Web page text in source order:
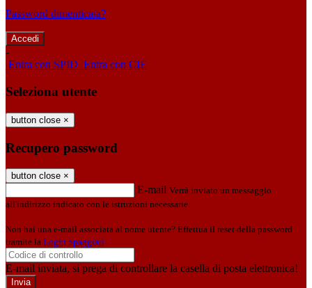
Password dimenticata?
-
Entra con SPID Entra con CIE
Seleziona utente
button close ×
Recupero password
button close ×
E-mail Verrà inviato un messaggio
all'indirizzo indicato con le istruzioni necessarie.
Non hai una e-mail associata al nome utente? Effettua il reset della password
tramite la Login Spaggiari
E-mail inviata, si prega di controllare la casella di posta elettronica!